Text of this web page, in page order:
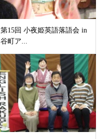
第15回 小夜姫英語落語会 in
谷町ア...